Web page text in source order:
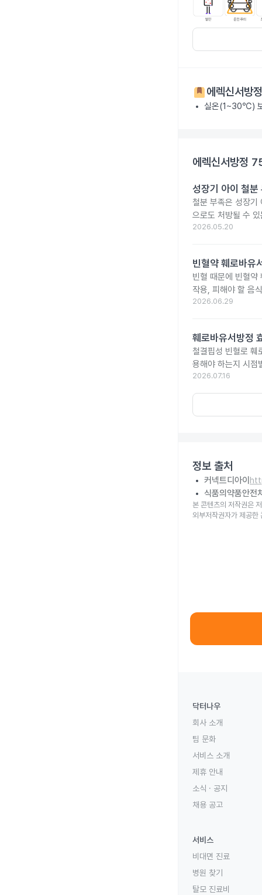
에렉신서방
실온(1~30℃)
에렉신서방정
성장기 아이 철
철분 부족은 성장기
으로도 처방될 수
2026.05.20
빈혈약 훼로바유
빈혈 때문에 빈혈약
작용, 피해야 할 음
2026.06.29
훼로바유서방정
철결핍성 빈혈로 훼
용해야 하는지 시점
2026.07.16
정보 출처
커넥트디아이
식품의약품안전
본 콘텐츠의 저작권은
외부저작권자가 제공한
닥터나우
회사 소개
팀 문화
서비스 소개
제휴 안내
소식 · 공지
채용 공고
서비스
비대면 진료
병원 찾기
탈모 진료비